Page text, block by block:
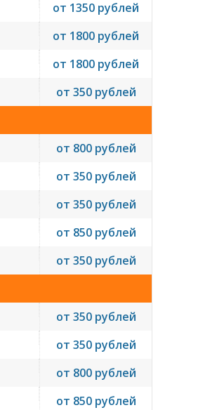
от 1350 рублей
от 1800 рублей
от 1800 рублей
от 350 рублей
от 800 рублей
от 350 рублей
от 350 рублей
от 850 рублей
от 350 рублей
от 350 рублей
от 350 рублей
от 800 рублей
от 850 рублей